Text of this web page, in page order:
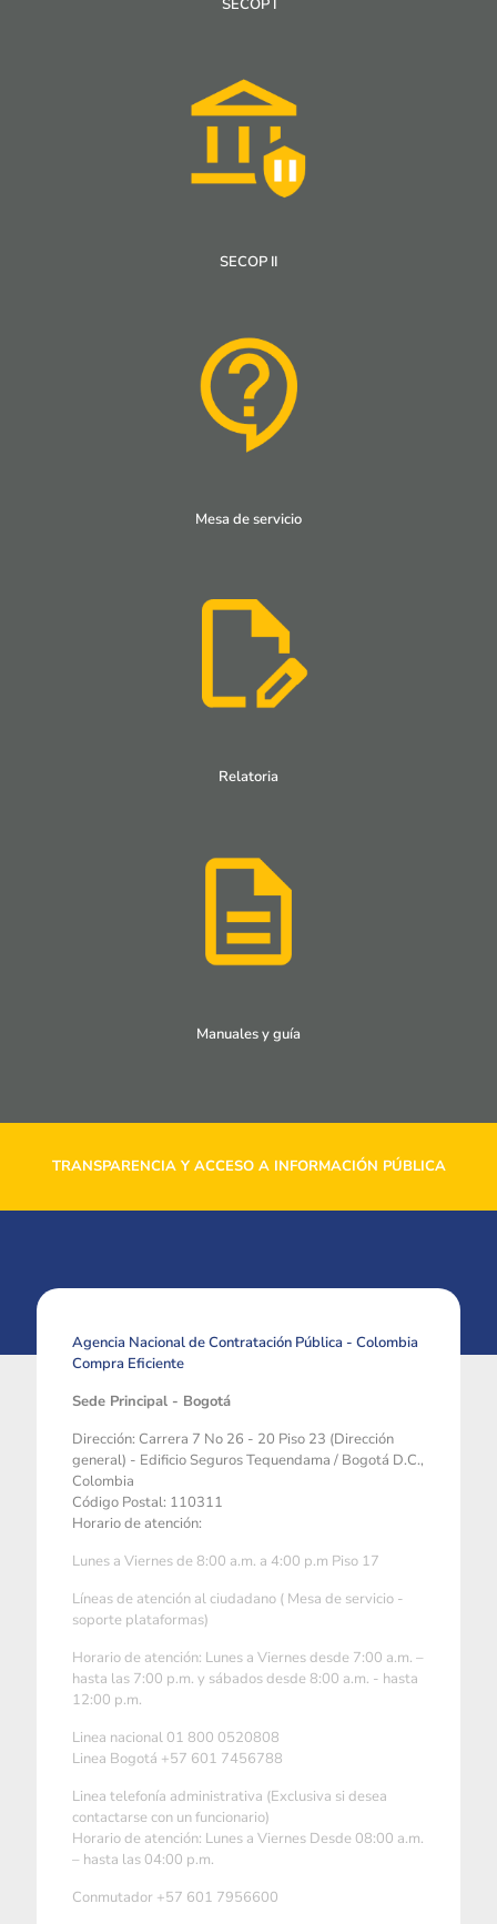
SECOP II
Mesa de servicio
Relatoria
Manuales y guía
TRANSPARENCIA Y ACCESO A INFORMACIÓN PÚBLICA
Agencia Nacional de Contratación Pública - Colombia
Compra Eficiente
Sede Principal - Bogotá
Dirección: Carrera 7 No 26 - 20 Piso 23 (Dirección
general) - Edificio Seguros Tequendama / Bogotá D.C.,
Colombia
Código Postal: 110311
Horario de atención:
Lunes a Viernes de 8:00 a.m. a 4:00 p.m Piso 17
Líneas de atención al ciudadano ( Mesa de servicio -
soporte plataformas)
Horario de atención: Lunes a Viernes desde 7:00 a.m. –
hasta las 7:00 p.m. y sábados desde 8:00 a.m. - hasta
12:00 p.m.
Linea nacional 01 800 0520808
Linea Bogotá +57 601 7456788
Linea telefonía administrativa (Exclusiva si desea
contactarse con un funcionario)
Horario de atención: Lunes a Viernes Desde 08:00 a.m.
– hasta las 04:00 p.m.
Conmutador +57 601 7956600